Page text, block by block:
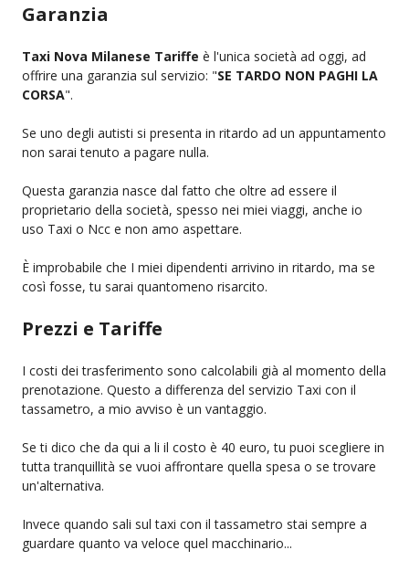
Garanzia
Taxi Nova Milanese Tariffe è l'unica società ad oggi, ad
offrire una garanzia sul servizio: "SE TARDO NON PAGHI LA
CORSA".
Se uno degli autisti si presenta in ritardo ad un appuntamento
non sarai tenuto a pagare nulla.
Questa garanzia nasce dal fatto che oltre ad essere il
proprietario della società, spesso nei miei viaggi, anche io
uso Taxi o Ncc e non amo aspettare.
È improbabile che I miei dipendenti arrivino in ritardo, ma se
così fosse, tu sarai quantomeno risarcito.
Prezzi e Tariffe
I costi dei trasferimento sono calcolabili già al momento della
prenotazione. Questo a differenza del servizio Taxi con il
tassametro, a mio avviso è un vantaggio.
Se ti dico che da qui a li il costo è 40 euro, tu puoi scegliere in
tutta tranquillità se vuoi affrontare quella spesa o se trovare
un'alternativa.
Invece quando sali sul taxi con il tassametro stai sempre a
guardare quanto va veloce quel macchinario...